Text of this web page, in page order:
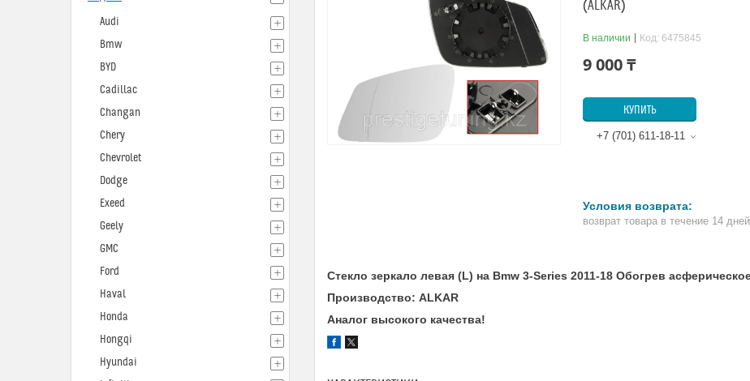
(ALKAR)
В наличии Код: 6475845
9 000 ₸
КУПИТЬ
+7 (701) 611-18-11
возврат товара в течение 14 дней
Стекло зеркало левая (L) на Bmw 3-Series 2011-18 Обогрев
Производство: ALKAR
Аналог высокого качества!
Audi
Bmw
BYD
Cadillac
Changan
Chery
Chevrolet
Dodge
Exeed
Geely
GMC
Ford
Haval
Honda
Hongqi
Hyundai